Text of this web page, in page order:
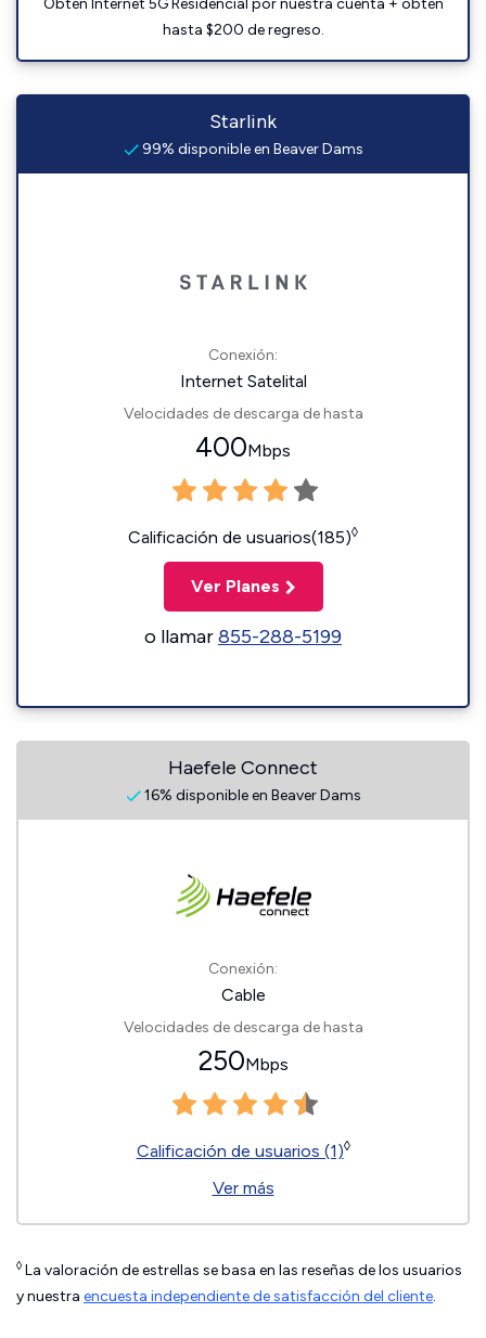
Obtén Internet 5G Residencial por nuestra cuenta + obtén
hasta $200 de regreso.
Starlink
99% disponible en Beaver Dams
Conexión:
Internet Satelital
Velocidades de descarga de hasta
400Mbps
Calificación de usuarios(185)◊
Ver Planes
o llamar855-288-5199
Haefele Connect
16% disponible en Beaver Dams
Conexión:
Cable
Velocidades de descarga de hasta
250Mbps
Calificación de usuarios (1)◊
Ver más
◊ La valoración de estrellas se basa en las reseñas de los usuarios
y nuestra encuesta independiente de satisfacción del cliente.